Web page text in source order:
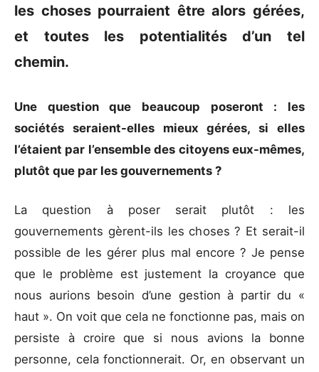
les choses pourraient être alors gérées,
et toutes les potentialités d’un tel
chemin.
Une question que beaucoup poseront : les
sociétés seraient-elles mieux gérées, si elles
l’étaient par l’ensemble des citoyens eux-mêmes,
plutôt que par les gouvernements ?
La question à poser serait plutôt : les
gouvernements gèrent-ils les choses ? Et serait-il
possible de les gérer plus mal encore ? Je pense
que le problème est justement la croyance que
nous aurions besoin d’une gestion à partir du «
haut ». On voit que cela ne fonctionne pas, mais on
persiste à croire que si nous avions la bonne
personne, cela fonctionnerait. Or, en observant un